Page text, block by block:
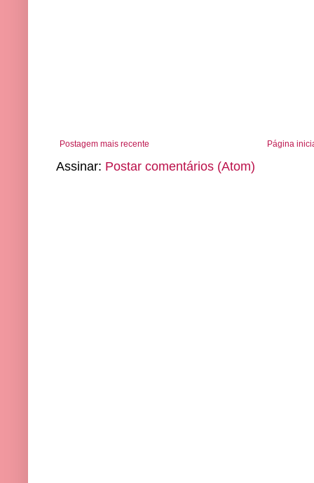
Postagem mais recente Página
Assinar: Postar comentários (Atom)